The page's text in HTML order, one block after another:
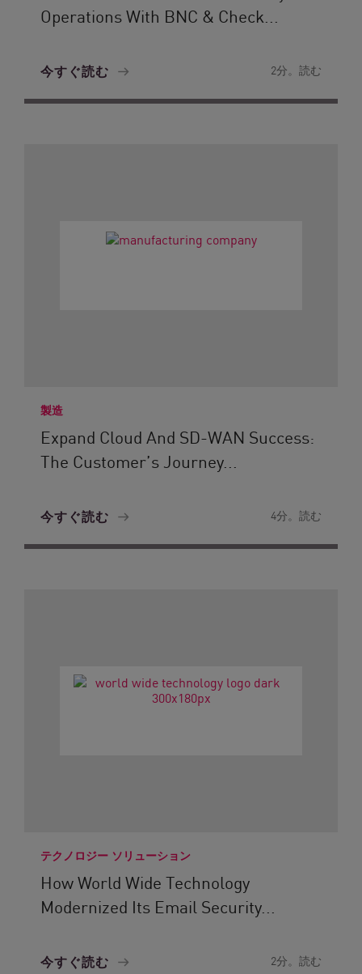
Operations With BNC & Check...
今すぐ読む 2分。読む
製造
Expand Cloud And SD-WAN Success:
The Customer’s Journey...
今すぐ読む 4分。読む
テクノロジー ソリューション
How World Wide Technology
Modernized Its Email Security...
今すぐ読む 2分。読む